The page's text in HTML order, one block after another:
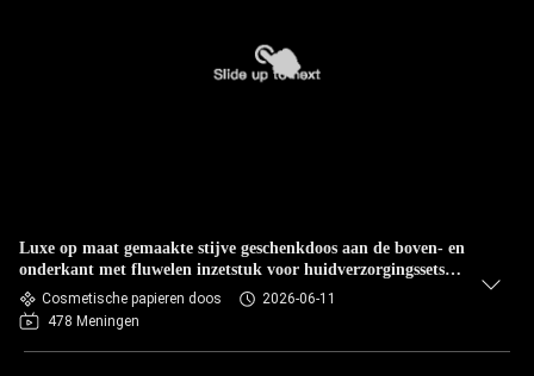
Luxe op maat gemaakte stijve geschenkdoos aan de boven- en
onderkant met fluwelen inzetstuk voor huidverzorgingssets
voor persoonlijke verzorging
Cosmetische papieren doos
2026-06-11
478 Meningen